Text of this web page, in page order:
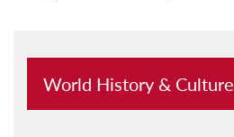
World History & Culture